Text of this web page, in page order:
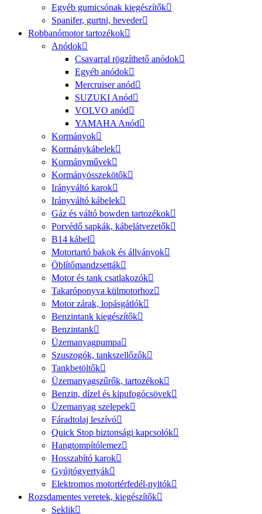
Egyéb gumicsónak kiegészítők
Spanifer, gurtni, heveder
Robbanómotor tartozékok
Anódok
Csavarral rögzíthető anódok
Egyéb anódok
Mercruiser anód
SUZUKI Anód
VOLVO anód
YAMAHA Anód
Kormányok
Kormánykábelek
Kormányművek
Kormányösszekötők
Irányváltó karok
Irányváltó kábelek
Gáz és váltó bowden tartozékok
Porvédő sapkák, kábelátvezetők
B14 kábel
Motortartó bakok és állványok
Öblítőmandzsetták
Motor és tank csatlakozók
Takaróponyva külmotorhoz
Motor zárak, lopásgátlók
Benzintank kiegészítők
Benzintank
Üzemanyagpumpa
Szuszogók, tankszellőzők
Tankbetöltők
Üzemanyagszűrők, tartozékok
Benzin, dízel és kipufogócsövek
Üzemanyag szelepek
Fáradtolaj leszívó
Quick Stop biztonsági kapcsolók
Hangtompítólemez
Hosszabító karok
Gyújtógyertyák
Elektromos motortérfedél-nyitók
Rozsdamentes veretek, kiegészítők
Seklik